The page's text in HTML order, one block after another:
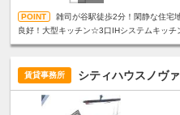
雑司が谷駅徒歩2分！閑静な住宅
良好！大型キッチン☆3口IHシステムキッ
賃貸事務所 シティハウスノヴァ